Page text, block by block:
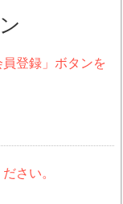
登録」ボタンを
さい。